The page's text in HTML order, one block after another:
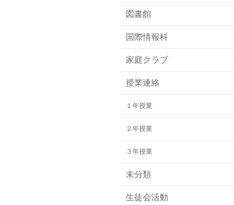
図書館
国際情報科
家庭クラブ
授業連絡
１年授業
２年授業
３年授業
未分類
生徒会活動